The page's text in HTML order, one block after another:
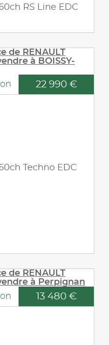
RS Line EDC
22 990 €
Techno EDC
13 480 €